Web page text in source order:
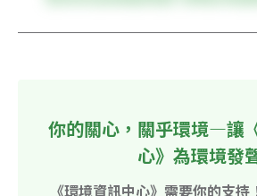
你的關心，關乎環境—讓
心》為環境發
《環境資訊中心》需要你的支